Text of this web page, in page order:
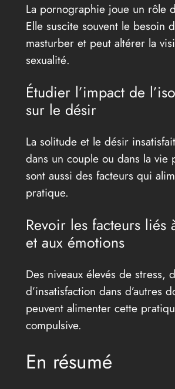
La pornographie joue un rôle
Elle suscite souvent le besoin
masturber et peut altérer la
sexualité.
Étudier l’impact de
sur le désir
La solitude et le désir
dans un couple ou dans la vie
sont aussi des facteurs qui
pratique.
Revoir les facteurs liés
et aux émotions
Des niveaux élevés de stress,
d’insatisfaction dans d’autres
peuvent alimenter cette
compulsive.
En résumé